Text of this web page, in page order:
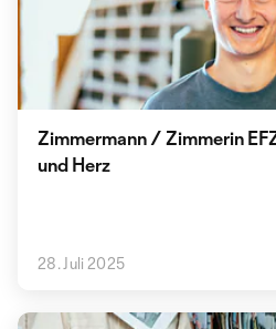
Zimmermann / Zimmerin
und Herz
28. Juli 2025